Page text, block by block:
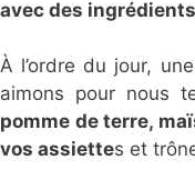
avec des
À l’ordre du jour,
aimons pour nous
pomme de terre,
vos assiettes et